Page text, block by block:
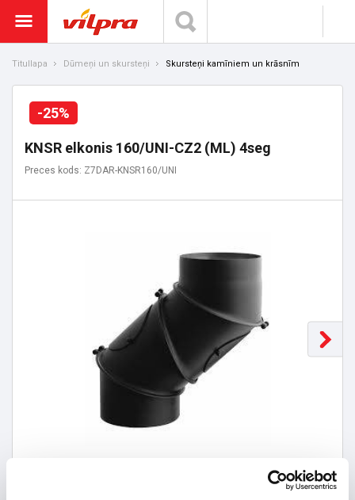
Titullapa Dūmeņi un skursteņi Skursteņi kamīniem un krāsnīm
-25%
KNSR elkonis 160/UNI-CZ2 (ML) 4seg
Preces kods: Z7DAR-KNSR160/UNI